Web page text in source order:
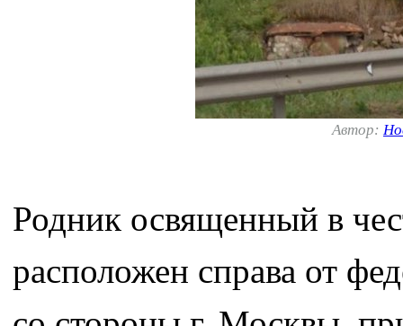
Автор:
Родник освященный в
расположен справа от